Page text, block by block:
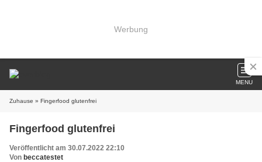
Werbung
MENU
Zuhause » Fingerfood glutenfrei
Fingerfood glutenfrei
Veröffentlicht am 30.07.2022 22:10
Von beccatestet